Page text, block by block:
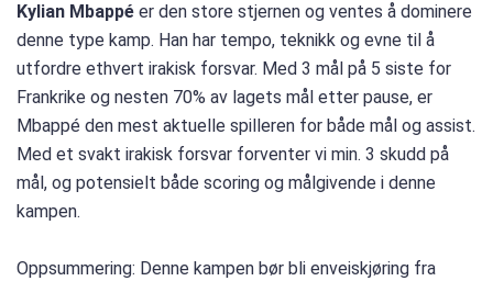
Kylian Mbappé er den store stjernen og ventes å dominere
denne type kamp. Han har tempo, teknikk og evne til å
utfordre ethvert irakisk forsvar. Med 3 mål på 5 siste for
Frankrike og nesten 70% av lagets mål etter pause, er
Mbappé den mest aktuelle spilleren for både mål og assist.
Med et svakt irakisk forsvar forventer vi min. 3 skudd på
mål, og potensielt både scoring og målgivende i denne
kampen.
Oppsummering: Denne kampen bør bli enveiskjøring fra